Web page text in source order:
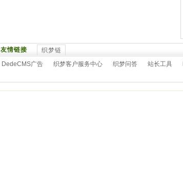
友情链接 织梦链
DedeCMS广告
织梦客户服务中心 织梦问答 站长工具